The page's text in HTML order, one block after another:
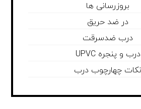
بروزرسانی ها
در ضد حریق
درب ضدسرقت
درب و پنجره UPVC
نکات چهارچوب درب